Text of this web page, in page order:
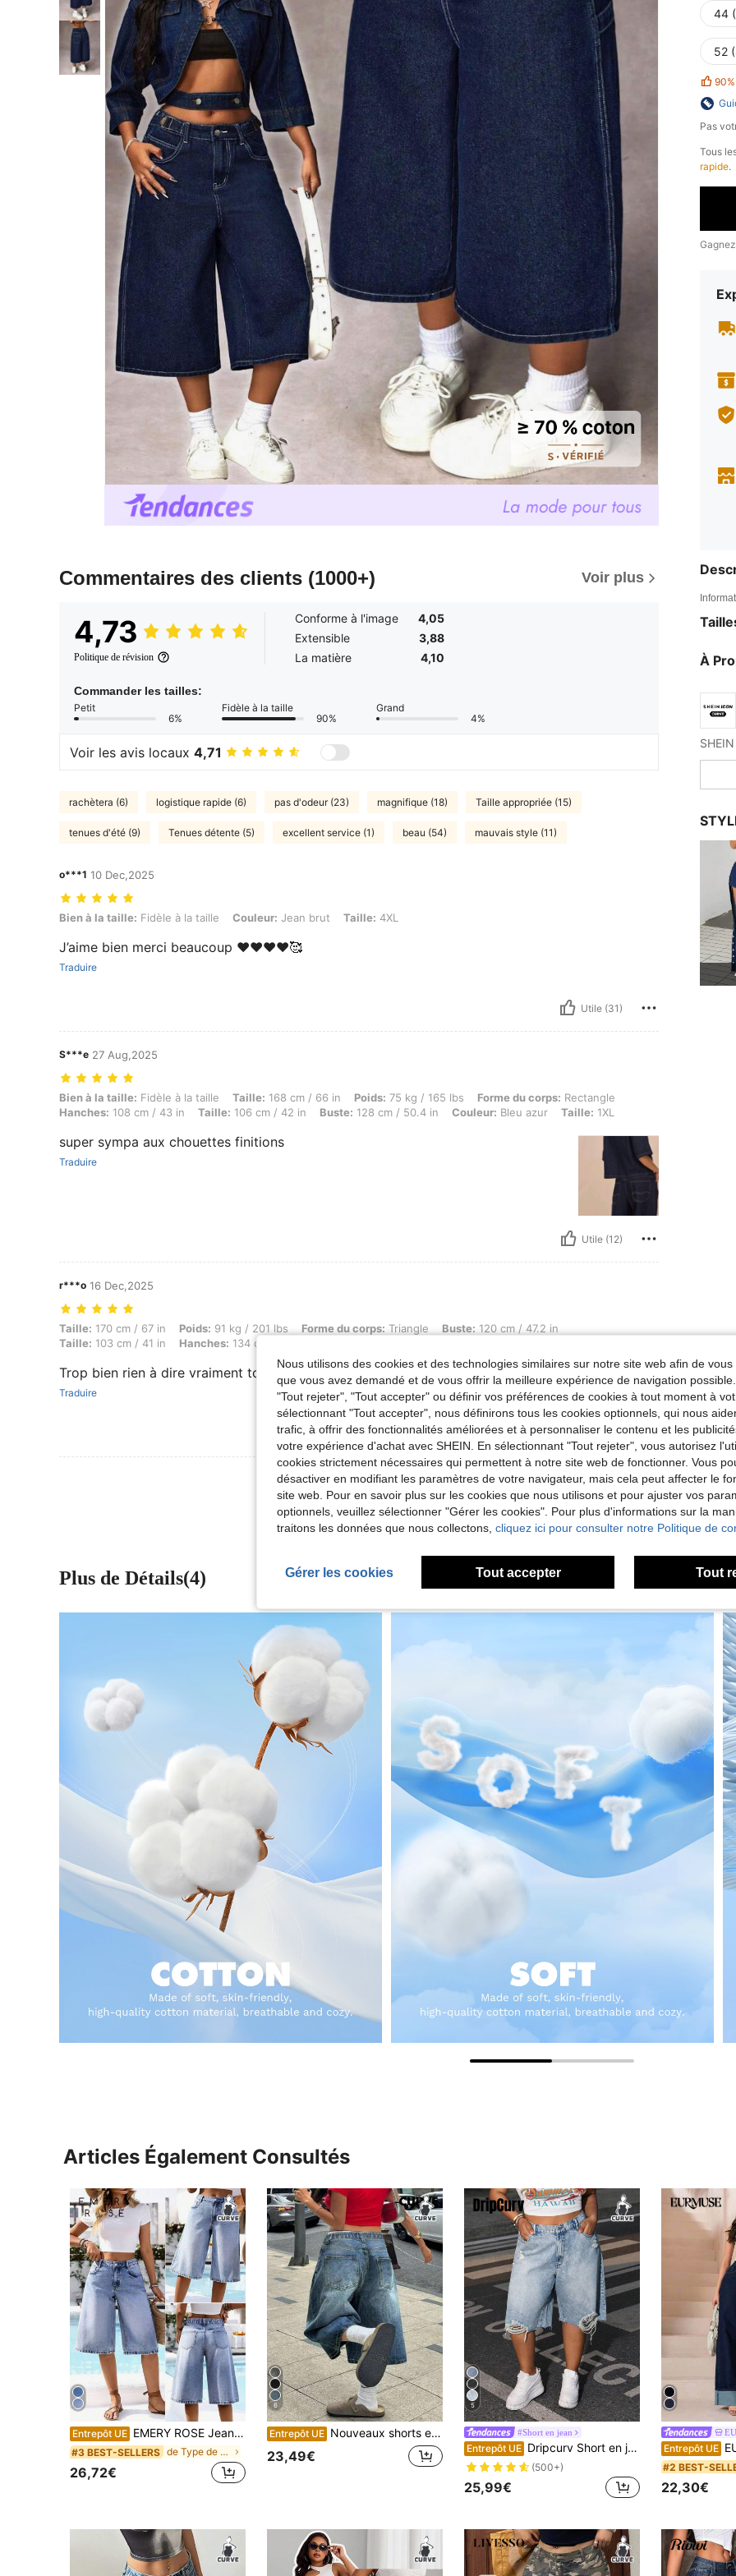
Commentaires des clients (1000+) Voir plus
4,73
Politique de révision
Conforme à l'image
4,05
Extensible
3,88
La matière
4,10
Commander les tailles:
Petit
6%
Fidèle à la taille
90%
Grand
4%
Voir les avis locaux 4,71
rachètera (6) logistique rapide (6) pas d'odeur (23) magnifique (18) Taille appropriée (15)
tenues d'été (9) Tenues détente (5) excellent service (1) beau (54) mauvais style (11)
o***1 10 Dec,2025
Bien à la taille: Fidèle à la taille, Couleur: Jean brut, Taille: 4XL
Bien à la taille: Fidèle à la taille Couleur: Jean brut Taille: 4XL
J’aime bien merci beaucoup ❤️❤️❤️❤️🥰
Traduire
Utile (31)
S***e 27 Aug,2025
Bien à la taille: Fidèle à la taille, Taille: 168 cm / 66 in, Poids: 75 kg / 165 lbs, Forme du corps: Rectangle, Hanches: 108 cm / 43 in, Taille: 106 cm / 42
Bien à la taille: Fidèle à la taille Taille: 168 cm / 66 in Poids: 75 kg / 165 lbs Forme du corps: Rectangle
Hanches: 108 cm / 43 in Taille: 106 cm / 42 in Buste: 128 cm / 50.4 in Couleur: Bleu azur Taille: 1XL
super sympa aux chouettes finitions
Traduire
Utile (12)
r***o 16 Dec,2025
Taille: 170 cm / 67 in, Poids: 91 kg / 201 lbs, Forme du corps: Triangle, Buste: 120 cm / 47.2 in, Taille: 103 cm / 41 in, Hanches: 134 cm / 53 in, Couleur:
Taille: 170 cm / 67 in Poids: 91 kg / 201 lbs Forme du corps: Triangle Buste: 120 cm / 47.2 in
Taille: 103 cm / 41 in Hanches: 134 cm / 53 in
Trop bien rien à dire vraiment toppppppppppp
Traduire
Utile (8)
Voir Plus D'avis
44
52
90%
Pas
Tous
rapide.
À
Plus de Détails(4)
Articles Également Consultés
Entrepôt UE EMERY ROSE Jeans amples délavés style casual pour femmes grande taille
#3 BEST-SELLERS de Type de corps en V Articles en jean grandes tailles
26,72€
6
Entrepôt UE Nouveaux shorts en jean amples et décontractés de style streetwear européen et américain, taille mi-haute, non stretch, grande taille, pour le printemps/été
23,49€
5
#Short en jean
Entrepôt UE Dripcurv Short en jean bleu clair grande taille, design déchiré rétro casual, parfait pour les vacances d'été.
(500+)
25,99€
Entrepôt UE
#2 BEST-
22,30€
Nous utilisons des cookies et des technologies similaires sur notre site web afin de
que vous avez demandé et de vous offrir la meilleure expérience de navigation
"Tout rejeter", "Tout accepter" ou définir vos préférences de cookies à tout moment à
sélectionnant "Tout accepter", nous définirons tous les cookies optionnels, qui nous
trafic, à offrir des fonctionnalités améliorées et à personnaliser le contenu et les
votre expérience d'achat avec SHEIN. En sélectionnant "Tout rejeter", vous autorisez
cookies strictement nécessaires qui permettent à notre site web de fonctionner. Vous
désactiver en modifiant les paramètres de votre navigateur, mais cela peut affecter le
site web. Pour en savoir plus sur les cookies que nous utilisons et pour ajuster vos
optionnels, veuillez sélectionner "Gérer les cookies". Pour plus d'informations sur la
traitons les données que nous collectons, cliquez ici pour consulter notre Politique de
Gérer les cookies Tout accepter Tout